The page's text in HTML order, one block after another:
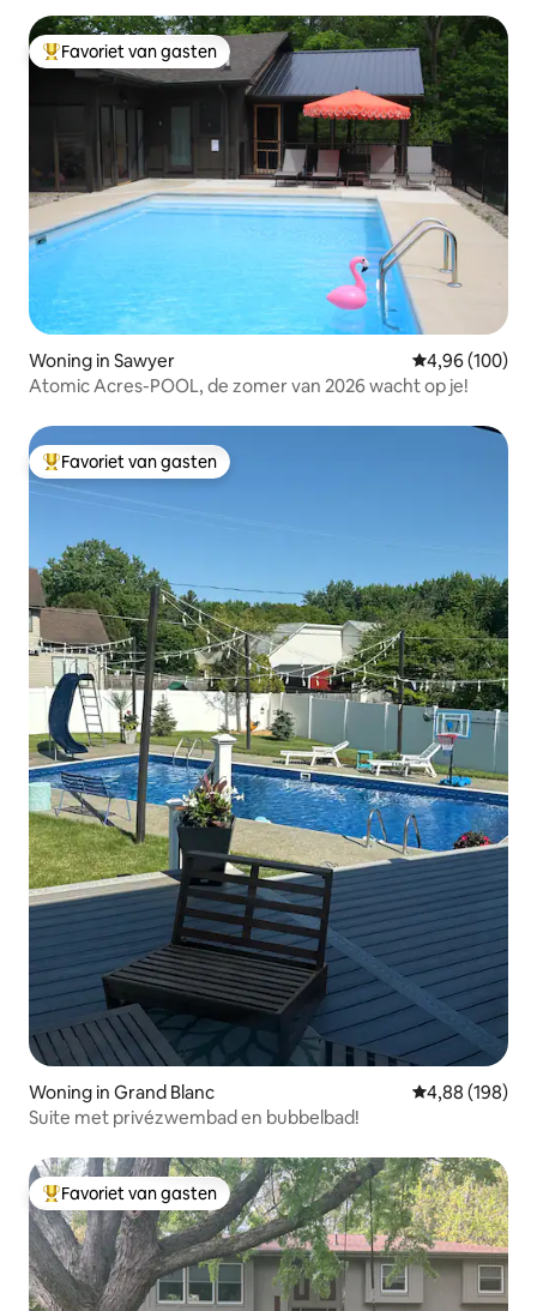
Topfavoriet van gasten
Favoriet van gasten
Woning in Sawyer Gemiddelde
4,96 (100)
Atomic Acres-POOL, de zomer van 2026 wacht op je!
Topfavoriet van gasten
Favoriet van gasten
Woning in Grand Blanc Gemiddelde
4,88 (198)
Suite met privézwembad en bubbelbad!
Topfavoriet van gasten
Favoriet van gasten